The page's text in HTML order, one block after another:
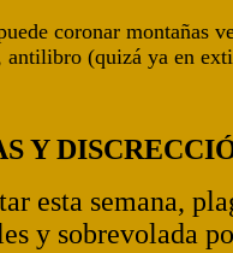
coronar montañas
antilibro (quizá ya en
Y
esta semana,
y sobrevolada